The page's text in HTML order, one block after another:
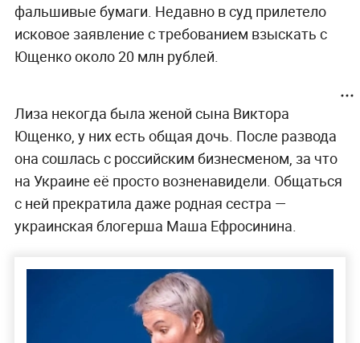
фальшивые бумаги. Недавно в суд прилетело
исковое заявление с требованием взыскать с
Ющенко около 20 млн рублей.
Лиза некогда была женой сына Виктора
Ющенко, у них есть общая дочь. После развода
она сошлась с российским бизнесменом, за что
на Украине её просто возненавидели. Общаться
с ней прекратила даже родная сестра —
украинская блогерша Маша Ефросинина.